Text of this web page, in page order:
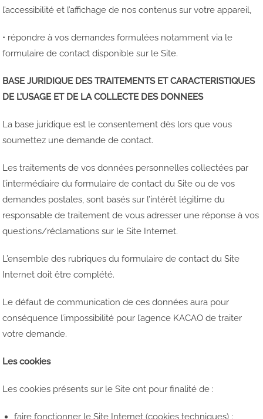
l’accessibilité et l’affichage de nos contenus sur votre appareil,
• répondre à vos demandes formulées notamment via le
formulaire de contact disponible sur le Site.
BASE JURIDIQUE DES TRAITEMENTS ET CARACTERISTIQUES
DE L’USAGE ET DE LA COLLECTE DES DONNEES
La base juridique est le consentement dès lors que vous
soumettez une demande de contact.
Les traitements de vos données personnelles collectées par
l’intermédiaire du formulaire de contact du Site ou de vos
demandes postales, sont basés sur l’intérêt légitime du
responsable de traitement de vous adresser une réponse à vos
questions/réclamations sur le Site Internet.
L’ensemble des rubriques du formulaire de contact du Site
Internet doit être complété.
Le défaut de communication de ces données aura pour
conséquence l’impossibilité pour l’agence KACAO de traiter
votre demande.
Les cookies
Les cookies présents sur le Site ont pour finalité de :
faire fonctionner le Site Internet (cookies techniques) ;